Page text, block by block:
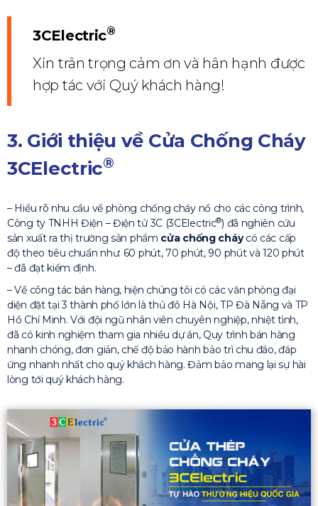
3CElectric®
Xin trân trọng cảm ơn và hân hạnh được
hợp tác với Quý khách hàng!
3. Giới thiệu về Cửa Chống Cháy
3CElectric®
– Hiểu rõ nhu cầu về phòng chống cháy nổ cho các công trình,
Công ty TNHH Điện – Điện tử 3C (3CElectric®) đã nghiên cứu
sản xuất ra thị trường sản phẩm cửa chống cháycó các cấp
độ theo tiêu chuẩn như: 60 phút, 70 phút, 90 phút và 120 phút
– đã đạt kiểm định.
– Về công tác bán hàng, hiện chúng tôi có các văn phòng đại
diện đặt tại 3 thành phố lớn là thủ đô Hà Nội, TP Đà Nẵng và TP
Hồ Chí Minh. Với đội ngũ nhân viên chuyên nghiệp, nhiệt tình,
đã có kinh nghiệm tham gia nhiều dự án, Quy trình bán hàng
nhanh chóng, đơn giản, chế độ bảo hành bảo trì chu đáo, đáp
ứng nhanh nhất cho quý khách hàng. Đảm bảo mang lại sự hài
lòng tới quý khách hàng.